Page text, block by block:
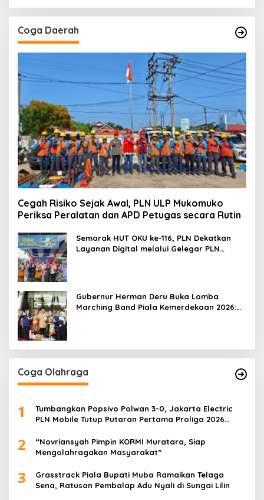
Coga Daerah
Cegah Risiko Sejak Awal, PLN ULP Mukomuko
Periksa Peralatan dan APD Petugas secara Rutin
Semarak HUT OKU ke-116, PLN Dekatkan
Layanan Digital melalui Gelegar PLN
Gubernur Herman Deru Buka Lomba
Marching Band Piala Kemerdekaan 2026:
Coga Olahraga
1
Tumbangkan Popsivo Polwan 3-0, Jakarta Electric
PLN Mobile Tutup Putaran Pertama Proliga 2026
2
“Novriansyah Pimpin KORMI Muratara, Siap
Mengolahragakan Masyarakat”
3
Grasstrack Piala Bupati Muba Ramaikan Telaga
Sena, Ratusan Pembalap Adu Nyali di Sungai Lilin